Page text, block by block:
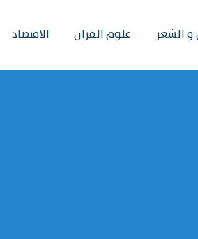
و الشعر علوم القران الاقتصاد